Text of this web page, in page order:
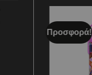
Προσφορά!